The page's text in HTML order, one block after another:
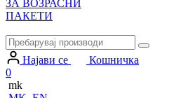
ЗА ВОЗРАСНИ
ПАКЕТИ
Најави се
Кошничка
0
mk